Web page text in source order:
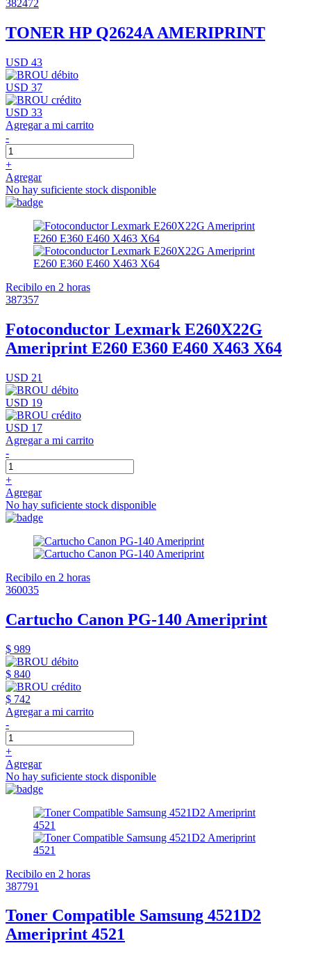
382472
TONER HP Q2624A AMERIPRINT
USD 43
USD 37
USD 33
Agregar a mi carrito
-
+
Agregar
No hay suficiente stock disponible
Recibilo en 2 horas
387357
Fotoconductor Lexmark E260X22G
Ameriprint E260 E360 E460 X463 X64
USD 21
USD 19
USD 17
Agregar a mi carrito
-
+
Agregar
No hay suficiente stock disponible
Recibilo en 2 horas
360035
Cartucho Canon PG-140 Ameriprint
$ 989
$ 840
$ 742
Agregar a mi carrito
-
+
Agregar
No hay suficiente stock disponible
Recibilo en 2 horas
387791
Toner Compatible Samsung 4521D2
Ameriprint 4521